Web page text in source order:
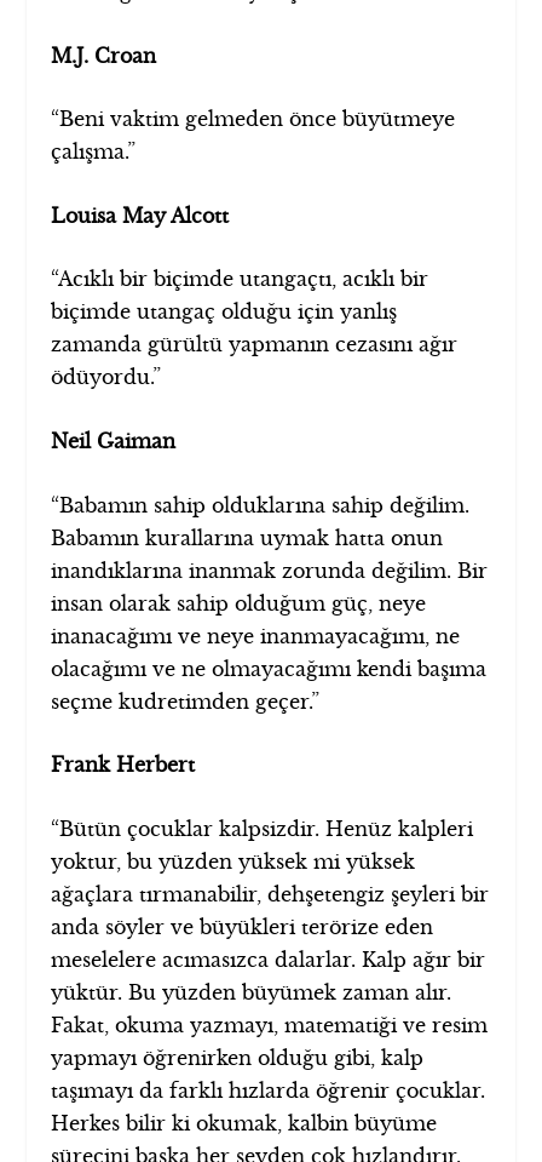
M.J. Croan
“Beni vaktim gelmeden önce büyütmeye
çalışma.”
Louisa May Alcott
“Acıklı bir biçimde utangaçtı, acıklı bir
biçimde utangaç olduğu için yanlış
zamanda gürültü yapmanın cezasını ağır
ödüyordu.”
Neil Gaiman
“Babamın sahip olduklarına sahip değilim.
Babamın kurallarına uymak hatta onun
inandıklarına inanmak zorunda değilim. Bir
insan olarak sahip olduğum güç, neye
inanacağımı ve neye inanmayacağımı, ne
olacağımı ve ne olmayacağımı kendi başıma
seçme kudretimden geçer.”
Frank Herbert
“Bütün çocuklar kalpsizdir. Henüz kalpleri
yoktur, bu yüzden yüksek mi yüksek
ağaçlara tırmanabilir, dehşetengiz şeyleri bir
anda söyler ve büyükleri terörize eden
meselelere acımasızca dalarlar. Kalp ağır bir
yüktür. Bu yüzden büyümek zaman alır.
Fakat, okuma yazmayı, matematiği ve resim
yapmayı öğrenirken olduğu gibi, kalp
taşımayı da farklı hızlarda öğrenir çocuklar.
Herkes bilir ki okumak, kalbin büyüme
sürecini başka her şeyden çok hızlandırır.